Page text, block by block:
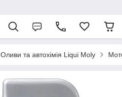
Оливи та автохімія Liqui Moly